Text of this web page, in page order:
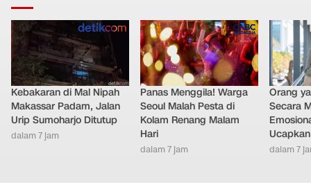
Kebakaran di Mal Nipah
Makassar Padam, Jalan
Urip Sumoharjo Ditutup
dalam 7 jam
Panas Menggila! Warga
Seoul Malah Pesta di
Kolam Renang Malam
Hari
dalam 7 jam
Orang
Secara
dalam 7